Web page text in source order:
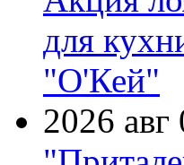
для
"О'Кей"
2026 авг